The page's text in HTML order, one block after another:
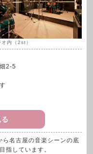
オ内（2st）
2-5
名古屋の音楽シーンの底
指しています。